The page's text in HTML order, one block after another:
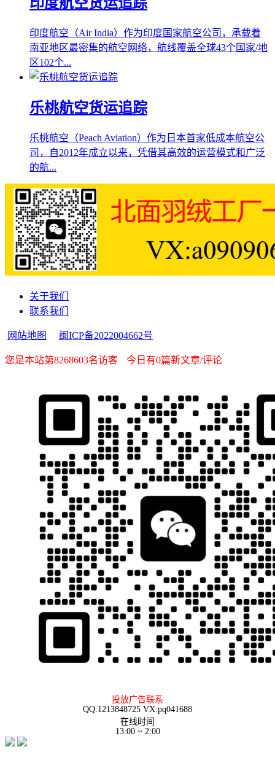
印度航空（Air India）作为印度国家航空公司，承载着
南亚地区最密集的航空网络，航线覆盖全球43个国家/地
区102个...
乐桃航空货运追踪
乐桃航空（Peach Aviation）作为日本首家低成本航空公
司，自2012年成立以来，凭借其高效的运营模式和广泛
的航...
关于我们
联系我们
网站地图 闽ICP备2022004662号
您是本站第8268603名访客 今日有0篇新文章/评论
投放广告联系
QQ:1213848725 VX:pq041688
在线时间
13:00 ~ 2:00